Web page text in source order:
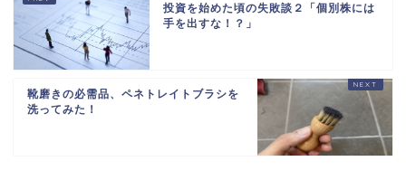
投資を始めた頃の失敗談２「個別株には
手を出すな！？」
靴磨きの必需品、ペネトレイトブラシを
洗ってみた！